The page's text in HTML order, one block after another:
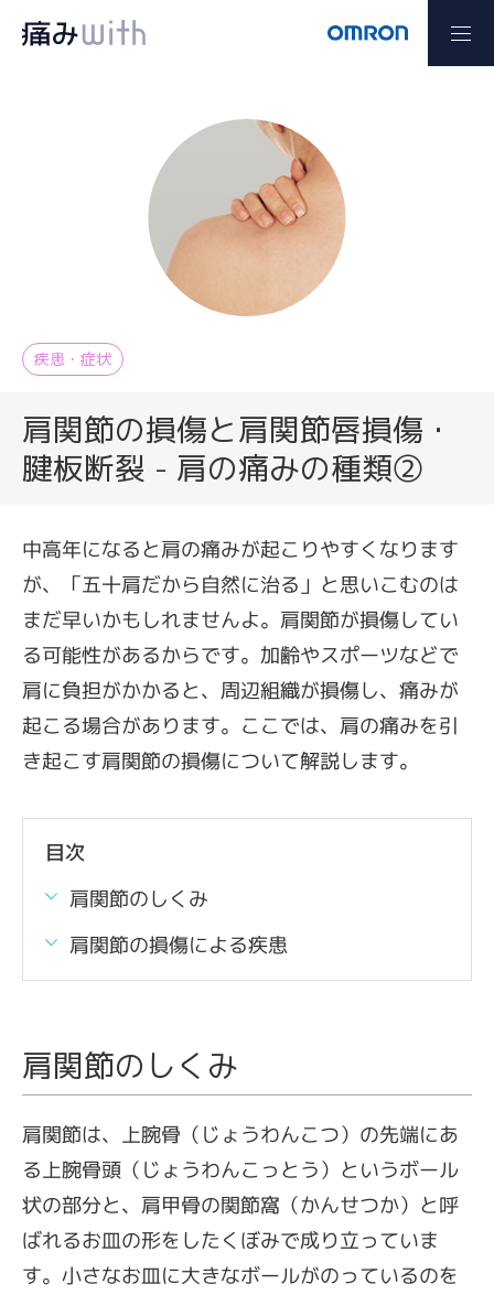
疾患・症状
肩関節の損傷と肩関節唇損傷・
腱板断裂 - 肩の痛みの種類②
中高年になると肩の痛みが起こりやすくなります
が、「五十肩だから自然に治る」と思いこむのは
まだ早いかもしれませんよ。肩関節が損傷してい
る可能性があるからです。加齢やスポーツなどで
肩に負担がかかると、周辺組織が損傷し、痛みが
起こる場合があります。ここでは、肩の痛みを引
き起こす肩関節の損傷について解説します。
目次
肩関節のしくみ
肩関節の損傷による疾患
肩関節のしくみ
肩関節は、上腕骨（じょうわんこつ）の先端にあ
る上腕骨頭（じょうわんこっとう）というボール
状の部分と、肩甲骨の関節窩（かんせつか）と呼
ばれるお皿の形をしたくぼみで成り立っていま
す。小さなお皿に大きなボールがのっているのを